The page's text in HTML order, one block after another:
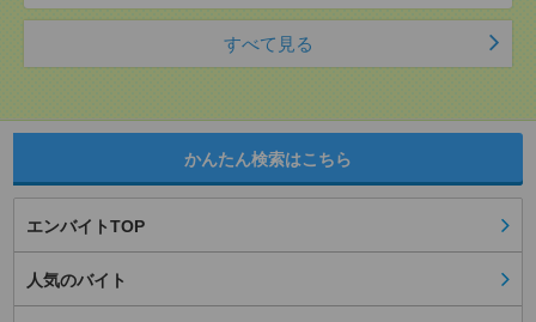
すべて見る
かんたん検索はこちら
エンバイトTOP
人気のバイト